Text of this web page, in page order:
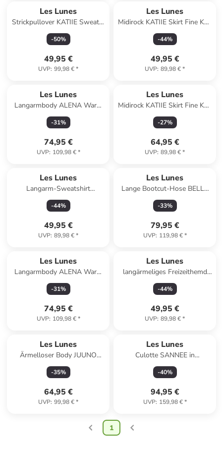
Les Lunes
Strickpullover KATIIE Sweater
Fine Knit in light grey melange
-50%
49,95 €
UVP: 99,98 €*
Les Lunes
Midirock KATIIE Skirt Fine Knit
Midi Rib in light grey melange
-44%
49,95 €
UVP: 89,98 €*
Les Lunes
Langarmbody ALENA Warm
Longsleeve Thermo Bodysuit
in schwarz
-31%
74,95 €
UVP: 109,98 €*
Les Lunes
Midirock KATIIE Skirt Fine Knit
Midi Rib in schwarz
-27%
64,95 €
UVP: 89,98 €*
Les Lunes
Langarm-Sweatshirt
BONNIEE Sweater in schwarz
-44%
49,95 €
UVP: 89,98 €*
Les Lunes
Lange Bootcut-Hose BELLE
Warm Flared Leggings
Thermo in Dark Coffee
-33%
79,95 €
UVP: 119,98 €*
Les Lunes
Langarmbody ALENA Warm
Longsleeve Thermo Bodysuit
in Mauve Wine
-31%
74,95 €
UVP: 109,98 €*
Les Lunes
langärmeliges Freizeithemd
SUNNY Blouse Slim Fit in
Wolkentänzerin
-44%
49,95 €
UVP: 89,98 €*
Les Lunes
Ärmelloser Body JUUNO
Bodysuit Rib Lettuce Hem in
Salsa
-35%
64,95 €
UVP: 99,98 €*
Les Lunes
Culotte SANNEE in
moonbeam
-40%
94,95 €
UVP: 159,98 €*
1